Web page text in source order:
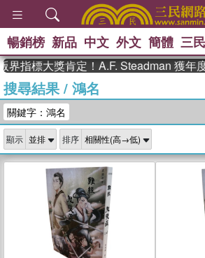
父親節 、 如果
念華 、 台灣的
孩：黎曼猜想
暢銷榜 新品 中文 外文 簡體 三
指標大獎肯定！A.F. Steadman 獲年
搜尋結果/ 鴻名
關鍵字：鴻名
顯示 排序